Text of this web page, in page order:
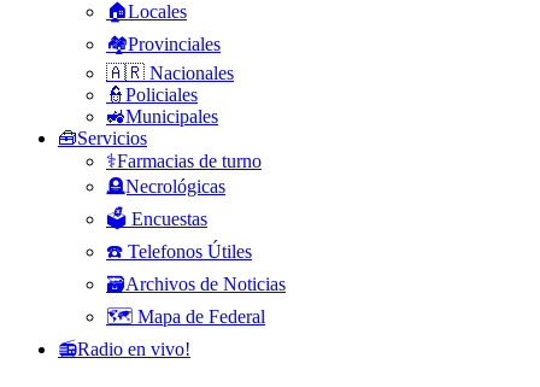
🏠Locales
🏘️Provinciales
🇦🇷 Nacionales
👮Policiales
🚜Municipales
🧰Servicios
⚕️Farmacias de turno
🪦Necrológicas
🗳️ Encuestas
☎️ Telefonos Útiles
🗃️Archivos de Noticias
🗺️ Mapa de Federal
📻Radio en vivo!